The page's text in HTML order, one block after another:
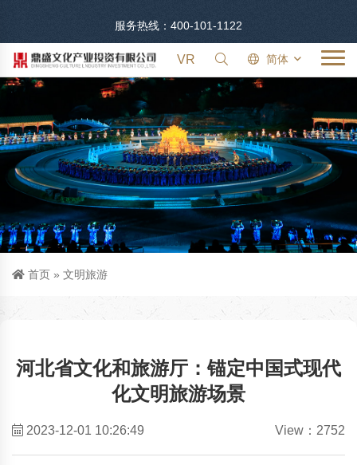
服务热线：400-101-1122
VR 简体
首页 » 文明旅游
河北省文化和旅游厅：锚定中国式现代
化文明旅游场景
View：2752
2023-12-01 10:26:49